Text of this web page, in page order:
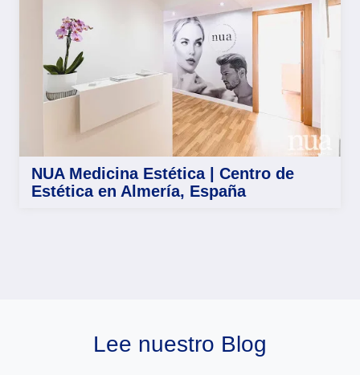
NUA Medicina Estética | Centro de
Estética en Almería, España
Lee nuestro Blog